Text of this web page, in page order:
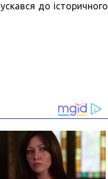
до історичного